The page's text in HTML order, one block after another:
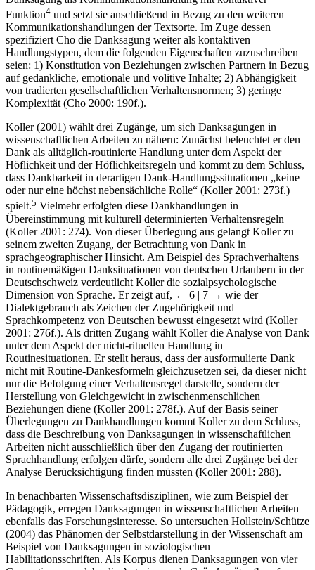
Funktion4 und setzt sie anschließend in Bezug zu den weiteren
Kommunikationshandlungen der Textsorte. Im Zuge dessen
spezifiziert Cho die Danksagung weiter als kontaktiven
Handlungstypen, dem die folgenden Eigenschaften zuzuschreiben
seien: 1) Konstitution von Beziehungen zwischen Partnern in Bezug
auf gedankliche, emotionale und volitive Inhalte; 2) Abhängigkeit
von tradierten gesellschaftlichen Verhaltensnormen; 3) geringe
Komplexität (Cho 2000: 190f.).
Koller (2001) wählt drei Zugänge, um sich Danksagungen in
wissenschaftlichen Arbeiten zu nähern: Zunächst beleuchtet er den
Dank als alltäglich-routinierte Handlung unter dem Aspekt der
Höflichkeit und der Höflichkeitsregeln und kommt zu dem Schluss,
dass Dankbarkeit in derartigen Dank-Handlungssituationen „keine
oder nur eine höchst nebensächliche Rolle“ (Koller 2001: 273f.)
spielt.5 Vielmehr erfolgten diese Dankhandlungen in
Übereinstimmung mit kulturell determinierten Verhaltensregeln
(Koller 2001: 274). Von dieser Überlegung aus gelangt Koller zu
seinem zweiten Zugang, der Betrachtung von Dank in
sprachgeographischer Hinsicht. Am Beispiel des Sprachverhaltens
in routinemäßigen Danksituationen von deutschen Urlaubern in der
Deutschschweiz verdeutlicht Koller die sozialpsychologische
Dimension von Sprache. Er zeigt auf, ← 6 | 7 → wie der
Dialektgebrauch als Zeichen der Zugehörigkeit und
Sprachkompetenz von Deutschen bewusst eingesetzt wird (Koller
2001: 276f.). Als dritten Zugang wählt Koller die Analyse von Dank
unter dem Aspekt der nicht-rituellen Handlung in
Routinesituationen. Er stellt heraus, dass der ausformulierte Dank
nicht mit Routine-Dankesformeln gleichzusetzen sei, da dieser nicht
nur die Befolgung einer Verhaltensregel darstelle, sondern der
Herstellung von Gleichgewicht in zwischenmenschlichen
Beziehungen diene (Koller 2001: 278f.). Auf der Basis seiner
Überlegungen zu Dankhandlungen kommt Koller zu dem Schluss,
dass die Beschreibung von Danksagungen in wissenschaftlichen
Arbeiten nicht ausschließlich über den Zugang der routinierten
Sprachhandlung erfolgen dürfe, sondern alle drei Zugänge bei der
Analyse Berücksichtigung finden müssten (Koller 2001: 288).
In benachbarten Wissenschaftsdisziplinen, wie zum Beispiel der
Pädagogik, erregen Danksagungen in wissenschaftlichen Arbeiten
ebenfalls das Forschungsinteresse. So untersuchen Hollstein/Schütze
(2004) das Phänomen der Selbstdarstellung in der Wissenschaft am
Beispiel von Danksagungen in soziologischen
Habilitationsschriften. Als Korpus dienen Danksagungen von vier